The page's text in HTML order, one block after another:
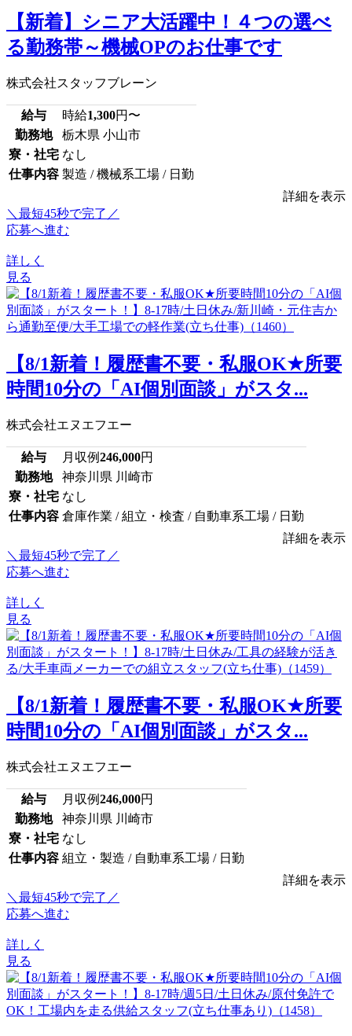
【新着】シニア大活躍中！４つの選べ
る勤務帯～機械OPのお仕事です
株式会社スタッフブレーン
給与 時給1,300円〜
勤務地
栃木県 小山市
寮・社宅 なし
仕事内容 製造 / 機械系工場 / 日勤
詳細を表示
＼最短45秒で完了／
応募へ進む
詳しく
見る
【8/1新着！履歴書不要・私服OK★所要
時間10分の「AI個別面談」がスタ...
株式会社エヌエフエー
給与 月収例246,000円
勤務地
神奈川県 川崎市
寮・社宅 なし
仕事内容 倉庫作業 / 組立・検査 / 自動車系工場 / 日勤
詳細を表示
＼最短45秒で完了／
応募へ進む
詳しく
見る
【8/1新着！履歴書不要・私服OK★所要
時間10分の「AI個別面談」がスタ...
株式会社エヌエフエー
給与 月収例246,000円
勤務地
神奈川県 川崎市
寮・社宅 なし
仕事内容 組立・製造 / 自動車系工場 / 日勤
詳細を表示
＼最短45秒で完了／
応募へ進む
詳しく
見る